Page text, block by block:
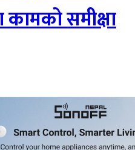
कामको समीक्षा